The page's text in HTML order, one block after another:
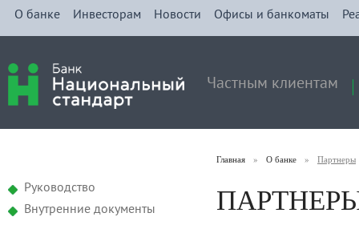
О банке Инвесторам Новости Офисы и банкоматы
Частным клиентам
Руководство
Внутренние документы
Главная » О банке » Партнеры